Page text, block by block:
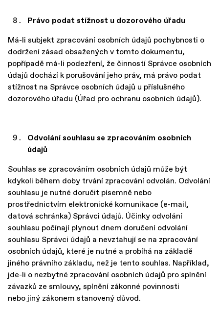
Právo podat stížnost u dozorového úřadu
Má-li subjekt zpracování osobních údajů pochybnosti o
dodržení zásad obsažených v tomto dokumentu,
popřípadě má-li podezření, že činností Správce osobních
údajů dochází k porušování jeho práv, má právo podat
stížnost na Správce osobních údajů u příslušného
dozorového úřadu (Úřad pro ochranu osobních údajů).
Odvolání souhlasu se zpracováním osobních
údajů
Souhlas se zpracováním osobních údajů může být
kdykoli během doby trvání zpracování odvolán. Odvolání
souhlasu je nutné doručit písemně nebo
prostřednictvím elektronické komunikace (e-mail,
datová schránka) Správci údajů. Účinky odvolání
souhlasu počínají plynout dnem doručení odvolání
souhlasu Správci údajů a nevztahují se na zpracování
osobních údajů, které je nutné a probíhá na základě
jiného právního základu, než je tento souhlas. Například,
jde-li o nezbytné zpracování osobních údajů pro splnění
závazků ze smlouvy, splnění zákonné povinnosti
nebo jiný zákonem stanovený důvod.